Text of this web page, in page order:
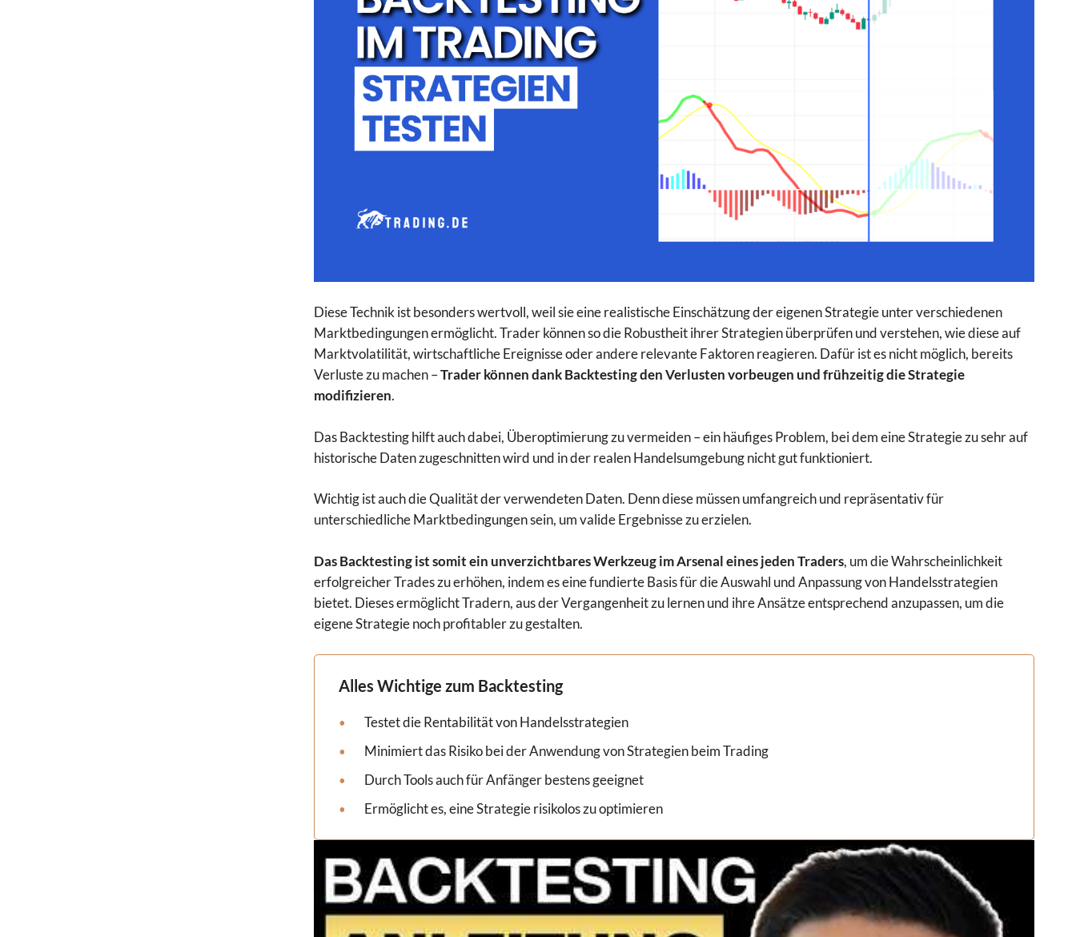
Diese Technik ist besonders wertvoll, weil sie eine realistische Einschätzung der eigenen Strategie unter verschiedenen
Marktbedingungen ermöglicht. Trader können so die Robustheit ihrer Strategien überprüfen und verstehen, wie diese auf
Marktvolatilität, wirtschaftliche Ereignisse oder andere relevante Faktoren reagieren. Dafür ist es nicht möglich, bereits
Verluste zu machen –Trader können dank Backtesting den Verlusten vorbeugen und frühzeitig die Strategie
modifizieren.
Das Backtesting hilft auch dabei, Überoptimierung zu vermeiden – ein häufiges Problem, bei dem eine Strategie zu sehr auf
historische Daten zugeschnitten wird und in der realen Handelsumgebung nicht gut funktioniert.
Wichtig ist auch die Qualität der verwendeten Daten. Denn diese müssen umfangreich und repräsentativ für
unterschiedliche Marktbedingungen sein, um valide Ergebnisse zu erzielen.
Das Backtesting ist somit ein unverzichtbares Werkzeug im Arsenal eines jeden Traders, um die Wahrscheinlichkeit
erfolgreicher Trades zu erhöhen, indem es eine fundierte Basis für die Auswahl und Anpassung von Handelsstrategien
bietet. Dieses ermöglicht Tradern, aus der Vergangenheit zu lernen und ihre Ansätze entsprechend anzupassen, um die
eigene Strategie noch profitabler zu gestalten.
Alles Wichtige zum Backtesting
Testet die Rentabilität von Handelsstrategien
Minimiert das Risiko bei der Anwendung von Strategien beim Trading
Durch Tools auch für Anfänger bestens geeignet
Ermöglicht es, eine Strategie risikolos zu optimieren